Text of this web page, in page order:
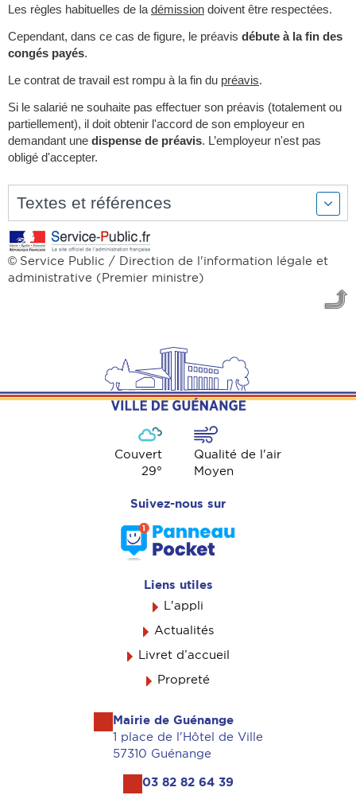
Les règles habituelles de la démission doivent être respectées.
Cependant, dans ce cas de figure, le préavis débute à la fin des
congés payés.
Le contrat de travail est rompu à la fin du préavis.
Si le salarié ne souhaite pas effectuer son préavis (totalement ou
partiellement), il doit obtenir l'accord de son employeur en
demandant une dispense de préavis. L’employeur n'est pas
obligé d'accepter.
Textes et références
© Service Public / Direction de l'information légale et
administrative (Premier ministre)
Couvert
29°
Qualité de l'air
Moyen
Suivez-nous sur
Liens utiles
L'appli
Actualités
Livret d’accueil
Propreté
Mairie de Guénange
1 place de l'Hôtel de Ville
57310 Guénange
03 82 82 64 39